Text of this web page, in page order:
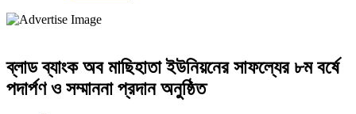
ব্লাড ব্যাংক অব মাছিহাতা ইউনিয়নের সাফল্যের ৮ম বর্ষে
পদার্পণ ও সম্মাননা প্রদান অনুষ্ঠিত